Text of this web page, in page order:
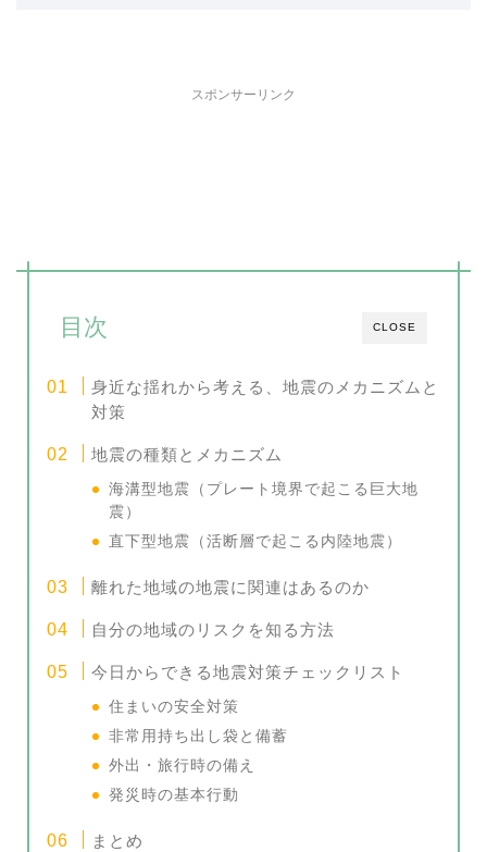
スポンサーリンク
CLOSE
目次
身近な揺れから考える、地震のメカニズムと
対策
地震の種類とメカニズム
海溝型地震（プレート境界で起こる巨大地
震）
直下型地震（活断層で起こる内陸地震）
離れた地域の地震に関連はあるのか
自分の地域のリスクを知る方法
今日からできる地震対策チェックリスト
住まいの安全対策
非常用持ち出し袋と備蓄
外出・旅行時の備え
発災時の基本行動
まとめ